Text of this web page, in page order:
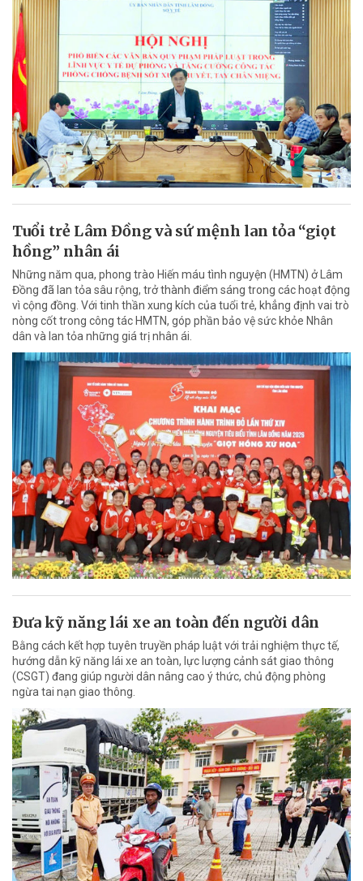
Tuổi trẻ Lâm Đồng và sứ mệnh lan tỏa “giọt
hồng” nhân ái
Những năm qua, phong trào Hiến máu tình nguyện (HMTN) ở Lâm
Đồng đã lan tỏa sâu rộng, trở thành điểm sáng trong các hoạt động
vì cộng đồng. Với tinh thần xung kích của tuổi trẻ, khẳng định vai trò
nòng cốt trong công tác HMTN, góp phần bảo vệ sức khỏe Nhân
dân và lan tỏa những giá trị nhân ái.
Đưa kỹ năng lái xe an toàn đến người dân
Bằng cách kết hợp tuyên truyền pháp luật với trải nghiệm thực tế,
hướng dẫn kỹ năng lái xe an toàn, lực lượng cảnh sát giao thông
(CSGT) đang giúp người dân nâng cao ý thức, chủ động phòng
ngừa tai nạn giao thông.